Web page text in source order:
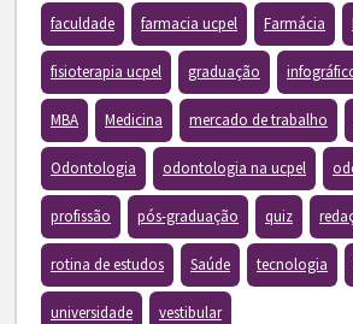
faculdade farmacia ucpel Farmácia
fisioterapia ucpel graduação
MBA Medicina mercado de trabalho
Odontologia odontologia na ucpel
profissão pós-graduação quiz
rotina de estudos Saúde tecnologia
universidade vestibular